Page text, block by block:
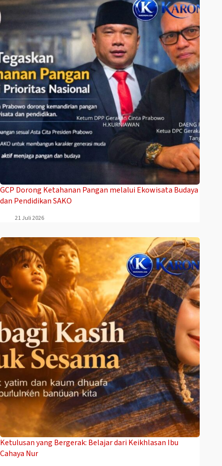
GCP Dorong Ketahanan Pangan melalui Ekowisata Budaya
dan Pendidikan SAKO
21 Juli 2026
Ketulusan yang Bergerak: Belajar dari Keikhlasan Ibu
Cahaya Nur